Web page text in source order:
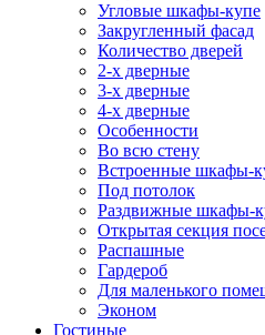
Угловые шкафы-купе
Закругленный фасад
Количество дверей
2-х дверные
3-х дверные
4-х дверные
Особенности
Во всю стену
Встроенные шкафы-
Под потолок
Раздвижные шкафы-
Открытая секция
Распашные
Гардероб
Для маленького
Эконом
Гостиные